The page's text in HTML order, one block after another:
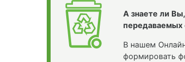
А знаете ли
В нашем
формировать